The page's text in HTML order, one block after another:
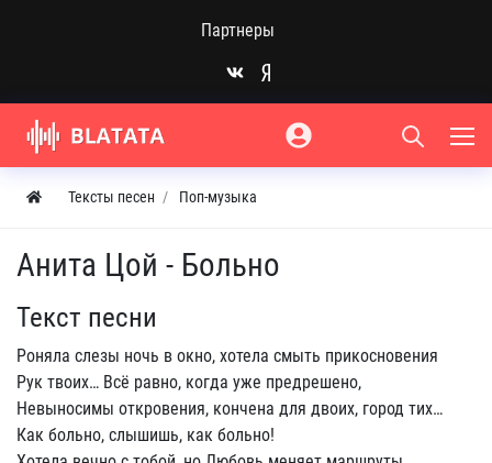
Партнеры
Тексты песен Поп-музыка
Анита Цой - Больно
Текст песни
Роняла слезы ночь в окно, хотела смыть прикосновения
Рук твоих… Всё равно, когда уже предрешено,
Невыносимы откровения, кончена для двоих, город тих…
Как больно, слышишь, как больно!